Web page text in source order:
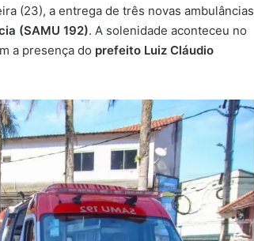
(23), a entrega de três novas ambulâncias
(SAMU 192). A solenidade aconteceu no
a presença do prefeito Luiz Cláudio